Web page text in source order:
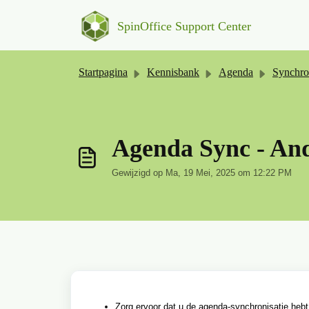
SpinOffice Support Center
Startpagina Kennisbank Agenda
Agenda Sync -
Gewijzigd op Ma, 19 Mei, 2025 om 12:22 PM
Zorg ervoor dat u de agenda-synchronisatie